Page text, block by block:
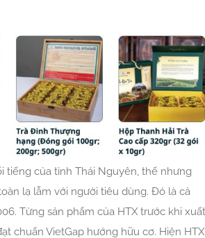
tiếng của tỉnh Thái Nguyên, thế nhưng
lạ lẫm với người tiêu dùng. Đó là cả
Từng sản phẩm của HTX trước khi xuất
chuẩn VietGap hướng hữu cơ. Hiện HTX